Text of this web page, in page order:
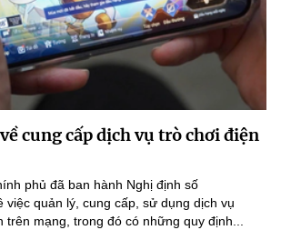
cung cấp dịch vụ trò chơi điện
phủ đã ban hành Nghị định số
việc quản lý, cung cấp, sử dụng dịch vụ
trên mạng, trong đó có những quy định...